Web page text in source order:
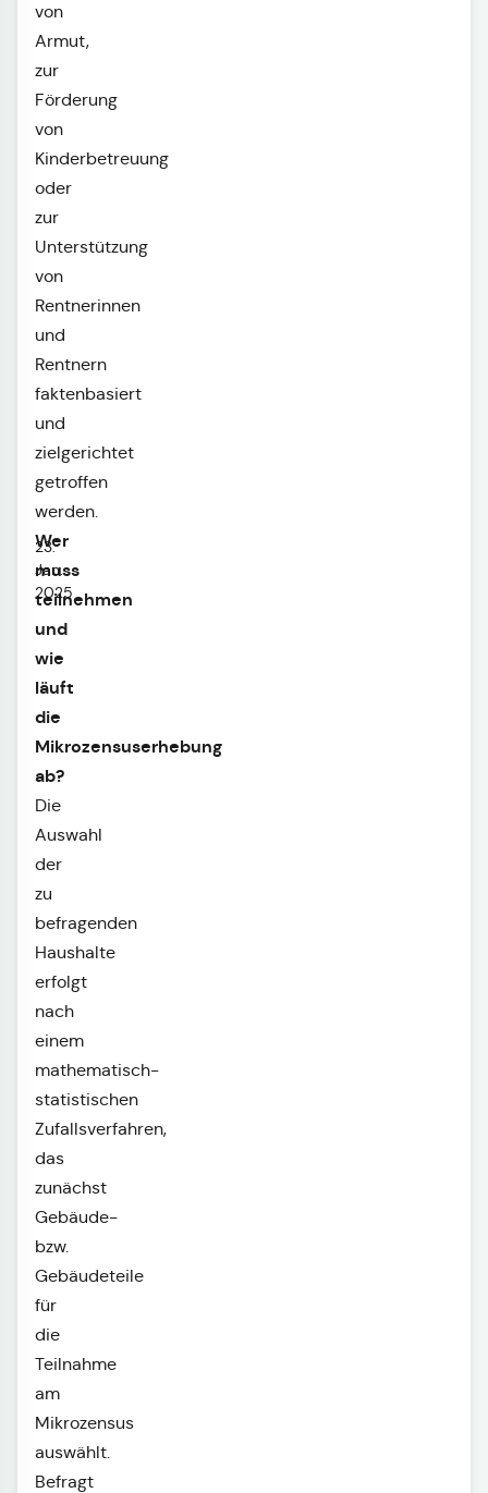
23.
Jan.
2025
von
Armut,
zur
Förderung
von
Kinderbetreuung
oder
zur
Unterstützung
von
Rentnerinnen
und
Rentnern
faktenbasiert
und
zielgerichtet
getroffen
werden.
Wer
muss
teilnehmen
und
wie
läuft
die
Mikrozensuserhebung
ab?
Die
Auswahl
der
zu
befragenden
Haushalte
erfolgt
nach
einem
mathematisch-
statistischen
Zufallsverfahren,
das
zunächst
Gebäude-
bzw.
Gebäudeteile
für
die
Teilnahme
am
Mikrozensus
auswählt.
Befragt